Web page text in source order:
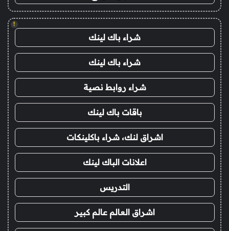
!
شراء باك لينك
شراء باك لينك
شراء روابط نصية
باقات باك لينك
اشراق لنك، شراء باكلينكات
اعلانات الباك لينك
التدريس
اشراق العالم عالم كبير